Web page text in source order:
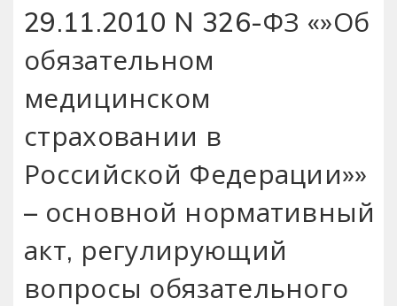
29.11.2010 N 326-ФЗ «»Об
обязательном
медицинском
страховании в
Российской Федерации»»
– основной нормативный
акт‚ регулирующий
вопросы обязательного